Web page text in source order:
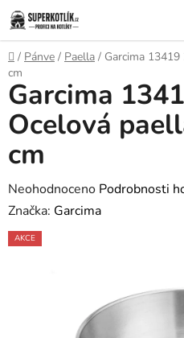
Přejít
na
obsah
Domů
/ Pánve / Paella / Garcima
cm
Garcima
Ocelová
cm
Průměrné
hodnocení
produktu
Neohodnoceno Podrobnosti
Značka: Garcima
AKCE